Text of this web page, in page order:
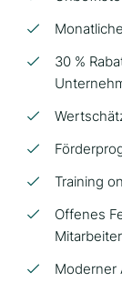
30 %
Training
Offenes
Moderner